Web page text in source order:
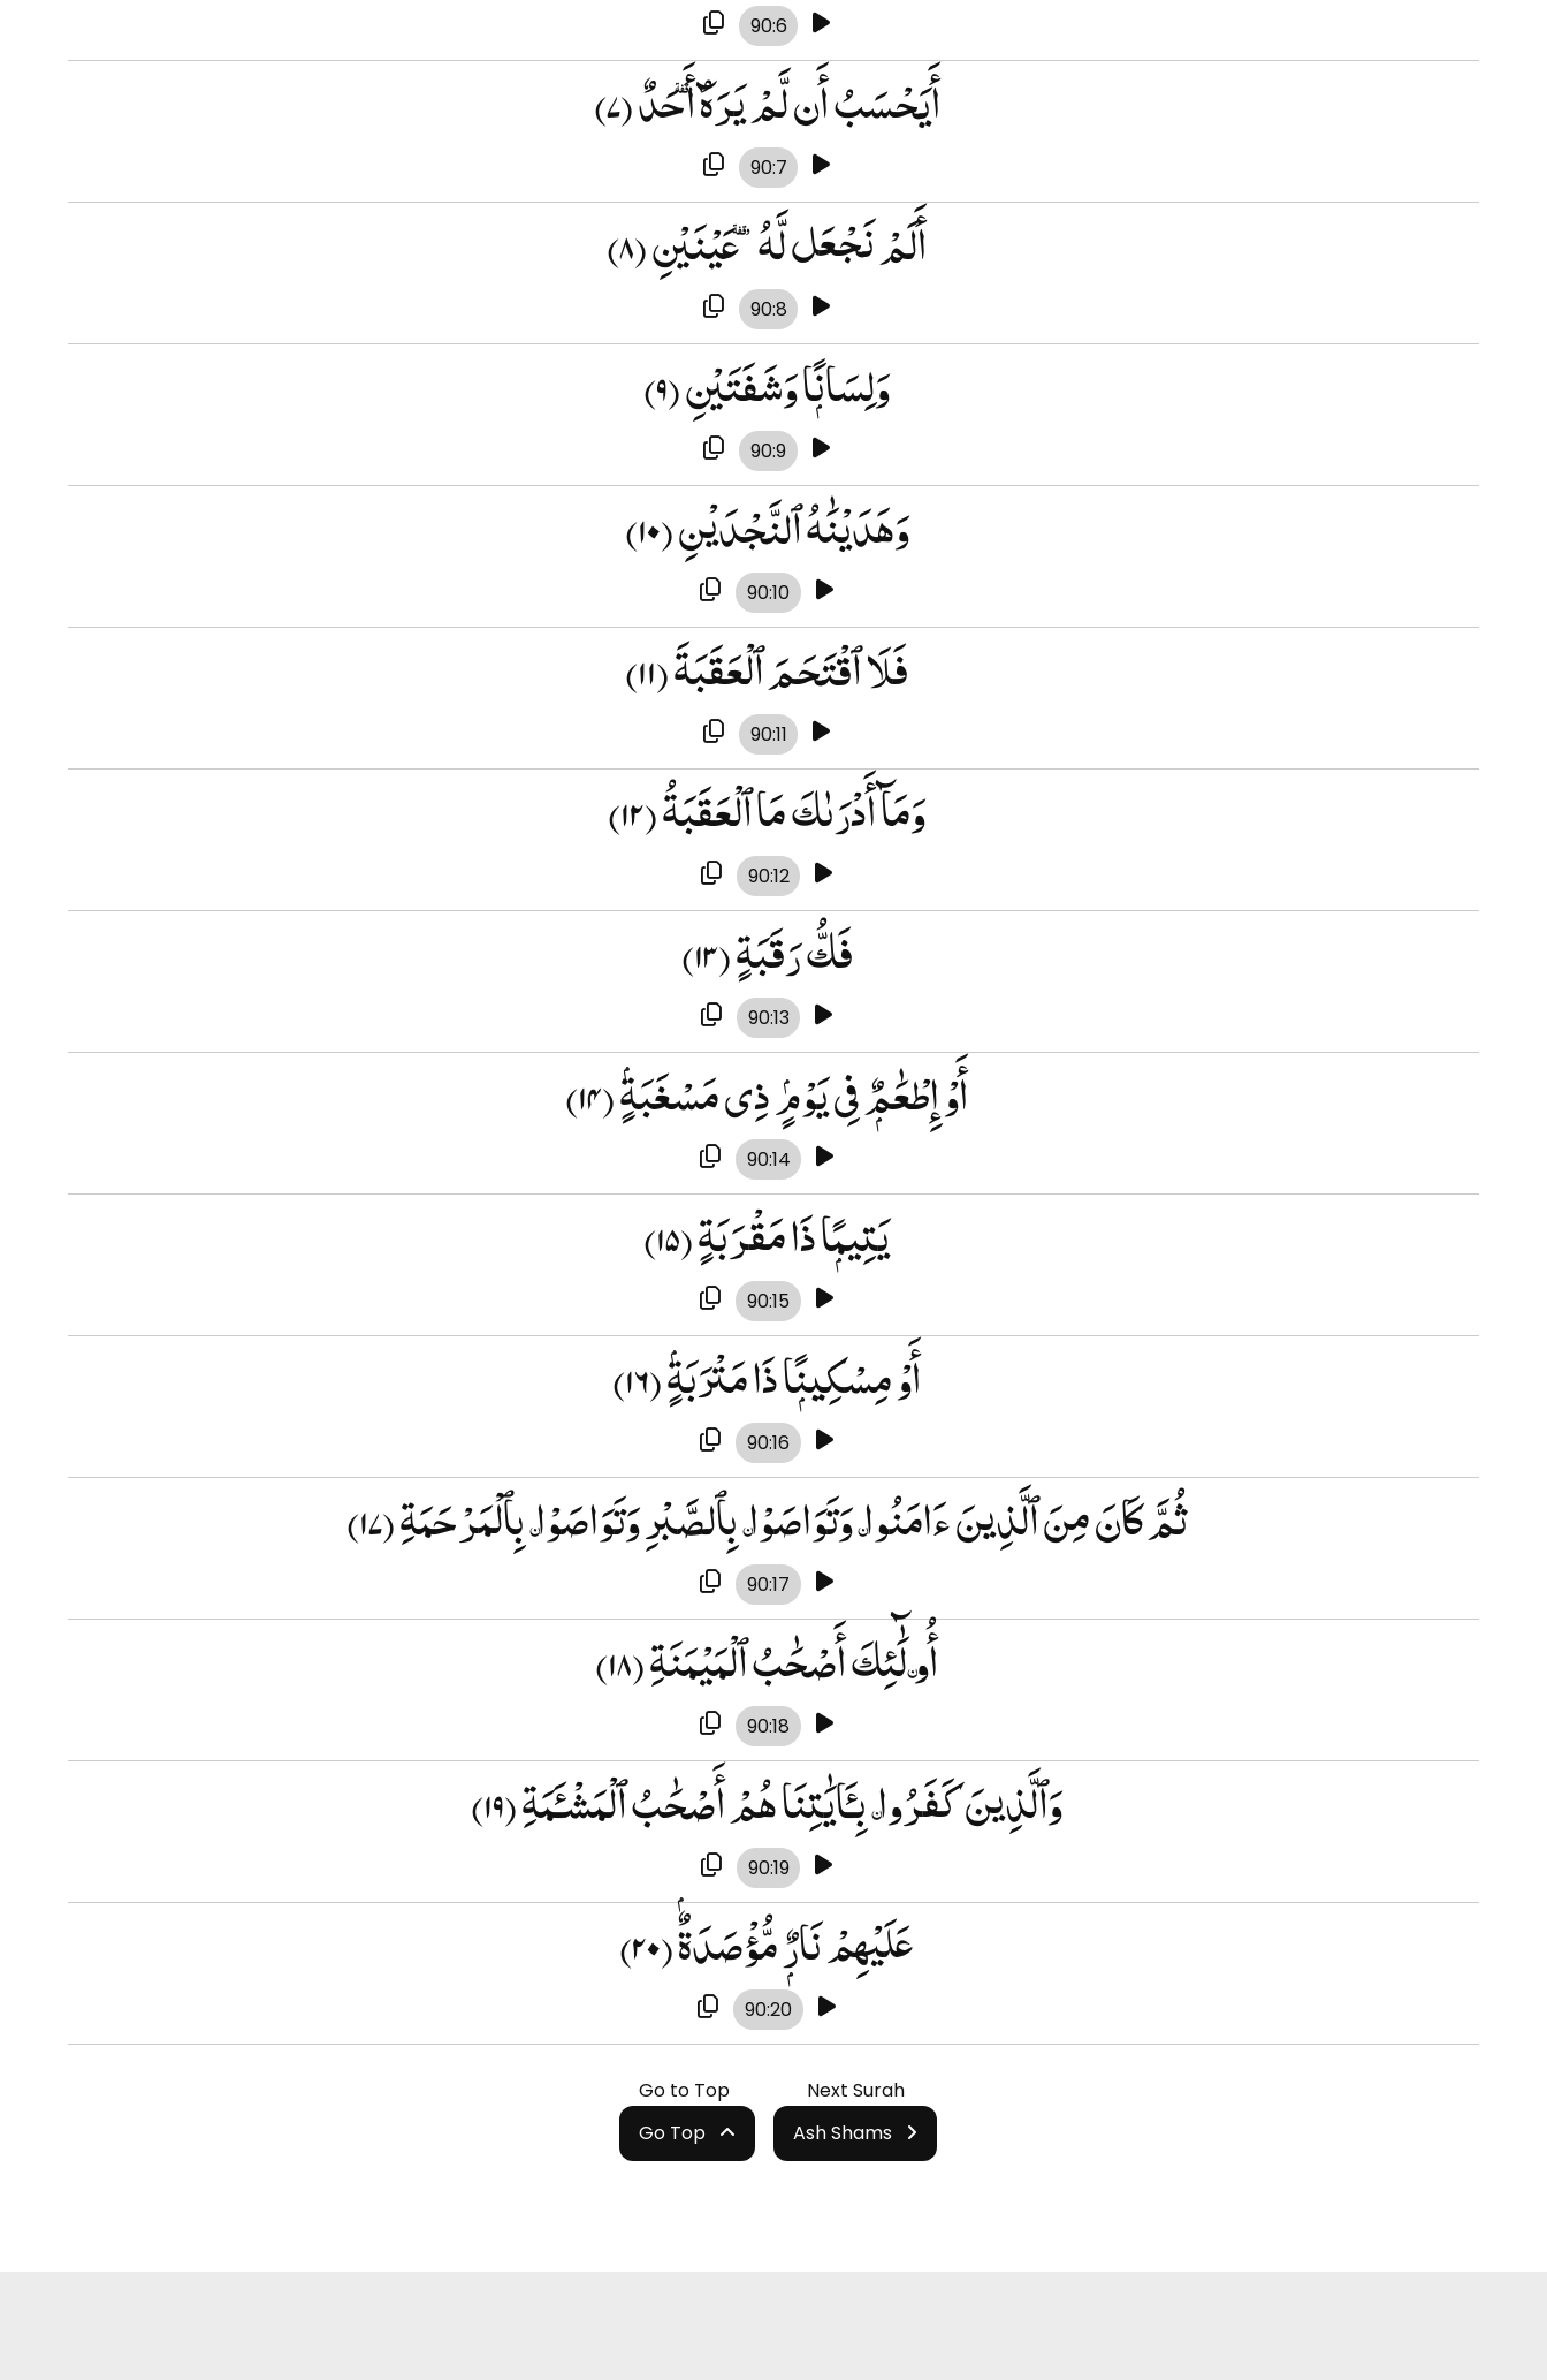
90:6
أَيَحْسَبُ أَن لَّمْ يَرَهُۥٓ أَحَدٌ(۷)
90:7
أَلَمْ نَجْعَل لَّهُۥ عَيْنَيْنِ(۸)
90:8
وَلِسَانًۭا وَشَفَتَيْنِ(۹)
90:9
وَهَدَيْنَٰهُ ٱلنَّجْدَيْنِ(۱۰)
90:10
فَلَا ٱقْتَحَمَ ٱلْعَقَبَةَ(۱۱)
90:11
وَمَآ أَدْرَىٰكَ مَا ٱلْعَقَبَةُ(۱۲)
90:12
فَكُّ رَقَبَةٍ(۱۳)
90:13
أَوْ إِطْعَٰمٌۭ فِى يَوْمٍۢ ذِى مَسْغَبَةٍۢ(۱۴)
90:14
يَتِيمًۭا ذَا مَقْرَبَةٍ(۱۵)
90:15
أَوْ مِسْكِينًۭا ذَا مَتْرَبَةٍۢ(۱۶)
90:16
ثُمَّ كَانَ مِنَ ٱلَّذِينَ ءَامَنُوا۟ وَتَوَاصَوْا۟ بِٱلصَّبْرِ وَتَوَاصَوْا۟ بِٱلْمَرْحَمَةِ(۱۷)
90:17
أُو۟لَٰٓئِكَ أَصْحَٰبُ ٱلْمَيْمَنَةِ(۱۸)
90:18
وَٱلَّذِينَ كَفَرُوا۟ بِـَٔايَٰتِنَا هُمْ أَصْحَٰبُ ٱلْمَشْـَٔمَةِ(۱۹)
90:19
عَلَيْهِمْ نَارٌۭ مُّؤْصَدَةٌۢ(۲۰)
90:20
Go to Top
Go Top
Next Surah
Ash Shams